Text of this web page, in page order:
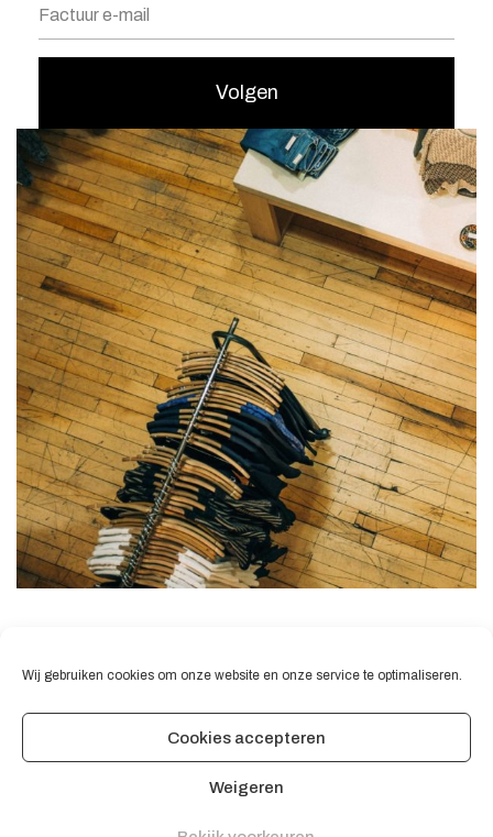
Wij gebruiken cookies om onze website en onze service te optimaliseren.
Cookies accepteren
Weigeren
Volgen
© 2020 Switi Odi. Developed/hosted by Go-Trex